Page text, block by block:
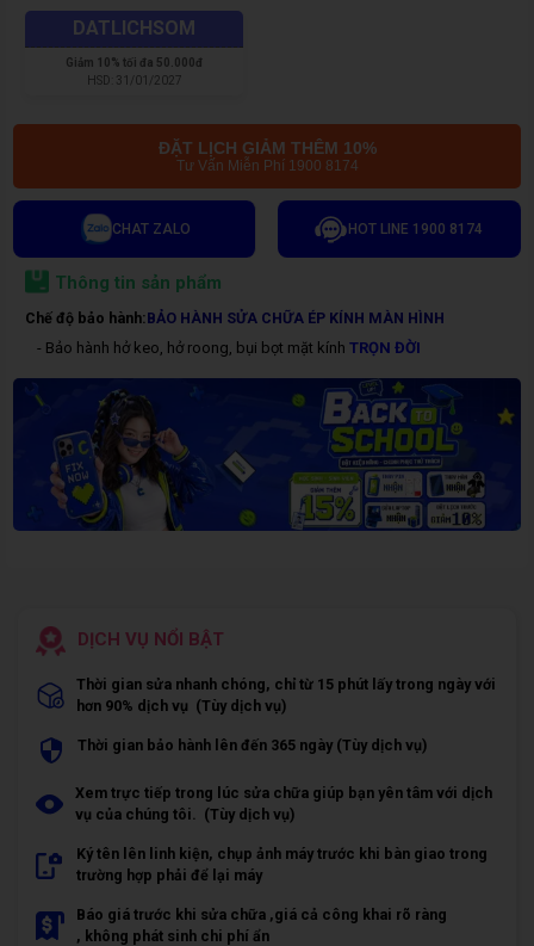
DATLICHSOM
Giảm 10% tối đa 50.000đ
HSD:
31/01/2027
ĐẶT LỊCH GIẢM THÊM 10%
Tư Vấn Miễn Phí 1900 8174
CHAT ZALO HOT LINE 1900 8174
Thông tin sản phẩm
Chế độ bảo hành:BẢO HÀNH SỬA CHỮA ÉP KÍNH MÀN HÌNH
- Bảo hành hở keo, hở roong, bụi bọt mặt kính TRỌN ĐỜI
DỊCH VỤ NỔI BẬT
Thời gian sửa nhanh chóng, chỉ từ 15 phút lấy trong ngày với
hơn 90% dịch vụ (Tùy dịch vụ)
Thời gian bảo hành lên đến 365 ngày (Tùy dịch vụ)
Xem trực tiếp trong lúc sửa chữa giúp bạn yên tâm với dịch
vụ của chúng tôi. (Tùy dịch vụ)
Ký tên lên linh kiện, chụp ảnh máy trước khi bàn giao trong
trường hợp phải để lại máy
Báo giá trước khi sửa chữa ,giá cả công khai rõ ràng
, không phát sinh chi phí ẩn